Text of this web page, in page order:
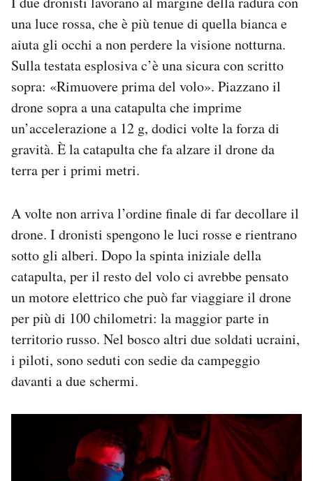
una luce rossa, che è più tenue di quella bianca e
aiuta gli occhi a non perdere la visione notturna.
Sulla testata esplosiva c’è una sicura con scritto
sopra: «Rimuovere prima del volo». Piazzano il
drone sopra a una catapulta che imprime
un’accelerazione a 12 g, dodici volte la forza di
gravità. È la catapulta che fa alzare il drone da
terra per i primi metri.
A volte non arriva l’ordine finale di far decollare il
drone. I dronisti spengono le luci rosse e rientrano
sotto gli alberi. Dopo la spinta iniziale della
catapulta, per il resto del volo ci avrebbe pensato
un motore elettrico che può far viaggiare il drone
per più di 100 chilometri: la maggior parte in
territorio russo. Nel bosco altri due soldati ucraini,
i piloti, sono seduti con sedie da campeggio
davanti a due schermi.